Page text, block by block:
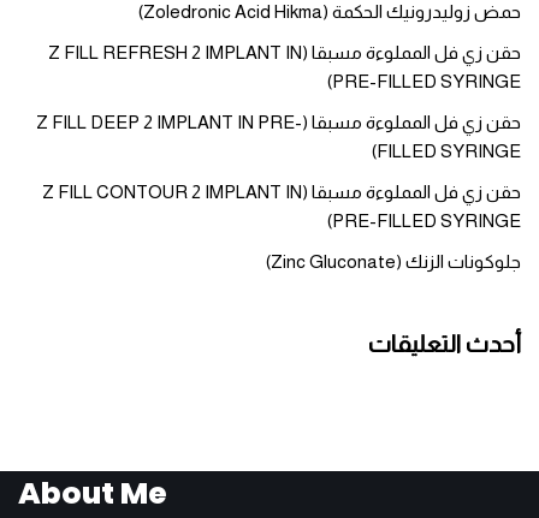
حمض زوليدرونيك الحكمة (Zoledronic Acid Hikma)
حقن زي فل المملوءة مسبقا (Z FILL REFRESH 2 IMPLANT IN
PRE-FILLED SYRINGE)
حقن زي فل المملوءة مسبقا (Z FILL DEEP 2 IMPLANT IN PRE-
FILLED SYRINGE)
حقن زي فل المملوءة مسبقا (Z FILL CONTOUR 2 IMPLANT IN
PRE-FILLED SYRINGE)
جلوكونات الزنك (Zinc Gluconate)
أحدث التعليقات
About Me